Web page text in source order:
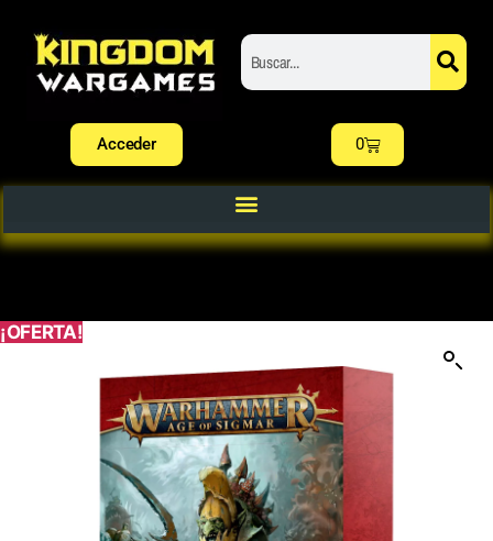
Acceder 0
¡OFERTA!